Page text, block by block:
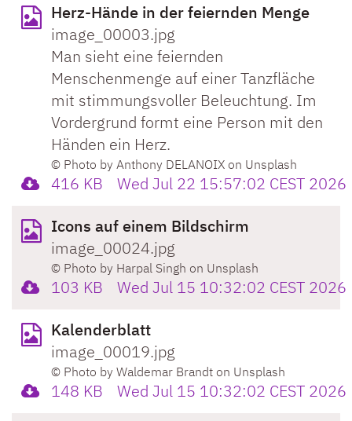
Herz-Hände in der feiernden Menge
image_00003.jpg
Man sieht eine feiernden
Menschenmenge auf einer Tanzfläche
mit stimmungsvoller Beleuchtung. Im
Vordergrund formt eine Person mit den
Händen ein Herz.
© Photo by Anthony DELANOIX on Unsplash
416 KB
Wed Jul 22 15:57:02 CEST 2026
Icons auf einem Bildschirm
image_00024.jpg
© Photo by Harpal Singh on Unsplash
103 KB
Wed Jul 15 10:32:02 CEST 2026
Kalenderblatt
image_00019.jpg
© Photo by Waldemar Brandt on Unsplash
148 KB
Wed Jul 15 10:32:02 CEST 2026